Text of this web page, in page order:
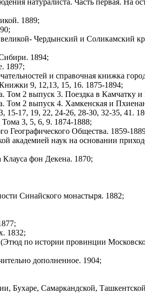
натуралиста. Часть первая. На
1889;
Чердынский и Соликамский
1894;
1897;
и справочная книжка
9, 12,13, 15, 16. 1875-1894;
Том 2 выпуск 3. Поездка в
Том 2 выпуск 4. Хамкенская и
15-17, 19, 22, 24-26, 28-30, 32-35, 41.
Тома 3, 5, 6, 9. 1874-1888;
Географического Общества. 1859-
академией наук на основании
фон Декена. 1870;
Синайского монастыря. 1882;
1832;
по истории провинции
дополненное. 1904;
Бухаре, Самаркандской,